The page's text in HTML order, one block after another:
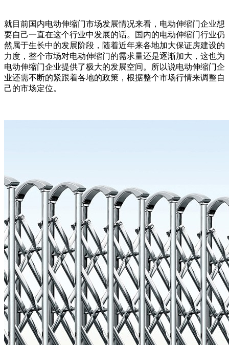
就目前国内电动伸缩门市场发展情况来看，电动伸缩门企业想
要自己一直在这个行业中发展的话。国内的电动伸缩门行业仍
然属于生长中的发展阶段，随着近年来各地加大保证房建设的
力度，整个市场对电动伸缩门的需求量还是逐渐加大，这也为
电动伸缩门企业提供了极大的发展空间。所以说电动伸缩门企
业还需不断的紧跟着各地的政策，根据整个市场行情来调整自
己的市场定位。